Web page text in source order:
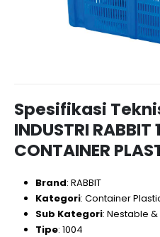
Spesifikasi
INDUSTRI RABBIT
CONTAINER
Brand: RABBIT
Kategori: Container
Sub Kategori: Nestable
Tipe: 1004